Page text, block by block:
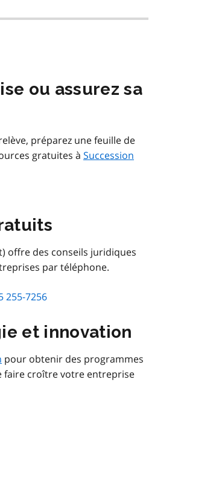
ou assurez sa
préparez une feuille de
gratuites à Succession
offre des conseils juridiques
par téléphone.
255-7256
et innovation
pour obtenir des programmes
faire croître votre entreprise